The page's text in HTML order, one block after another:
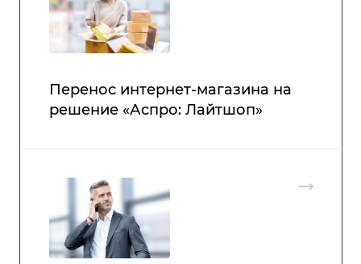
Перенос интернет-магазина на
решение «Аспро: Лайтшоп»